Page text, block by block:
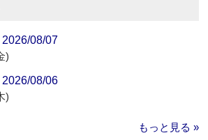
08/07
)
08/06
)
もっと見る »